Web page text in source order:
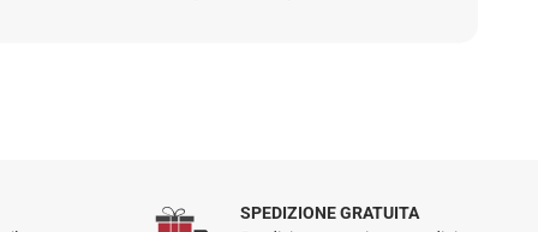
consulta la nostra
SPEDIZIONE GRATUITA